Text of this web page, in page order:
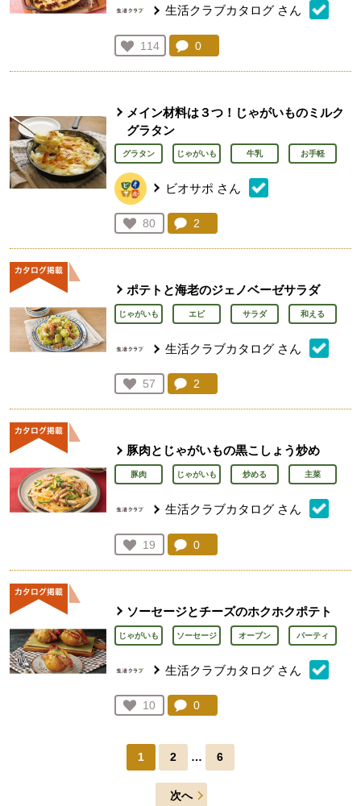
生活クラブカタログ さん
お気に入り登録：
114
人が登録
コメント：
0
メイン材料は３つ！じゃがいものミルク
グラタン
グラタン じゃがいも 牛乳 お手軽
ビオサポ さん
お気に入り登録：
80
人が登録
コメント：
2
ポテトと海老のジェノベーゼサラダ
じゃがいも エビ サラダ 和える
生活クラブカタログ さん
お気に入り登録：
57
人が登録
コメント：
2
豚肉とじゃがいもの黒こしょう炒め
豚肉 じゃがいも 炒める 主菜
生活クラブカタログ さん
お気に入り登録：
19
人が登録
コメント：
0
ソーセージとチーズのホクホクポテト
じゃがいも ソーセージ オーブン パーティ
生活クラブカタログ さん
お気に入り登録：
10
人が登録
コメント：
0
1 2 … 6
次へ